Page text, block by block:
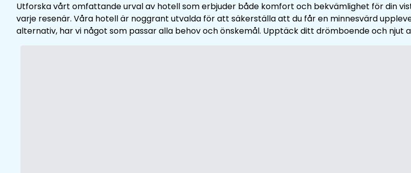
Utforska vårt omfattande urval av hotell som erbjuder både komfort och bekvämlighet för din
varje resenär. Våra hotell är noggrant utvalda för att säkerställa att du får en minnesvärd
alternativ, har vi något som passar alla behov och önskemål. Upptäck ditt drömboende och njut